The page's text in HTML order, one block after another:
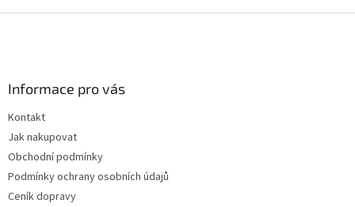
v
Informace pro vás
Kontakt
Jak nakupovat
Obchodní podmínky
Podmínky ochrany osobních údajů
Ceník dopravy